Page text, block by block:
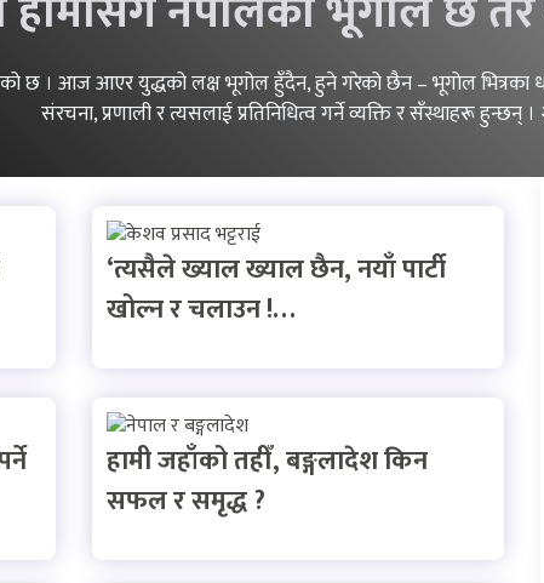
छ । आज आएर युद्धको लक्ष भूगोल हुँदैन, हुने गरेको छैन – भूगोल भित्रका
संरचना, प्रणाली र त्यसलाई प्रतिनिधित्व गर्ने व्यक्ति र सँस्थाहरू हुन्छन् ।
‘त्यसैले ख्याल ख्याल छैन, नयाँ पार्टी
खोल्न र चलाउन !…
हामी जहाँको तहीँ, बङ्गलादेश किन
सफल र समृद्ध ?